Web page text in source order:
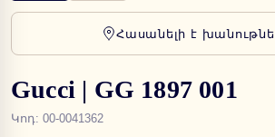
Հասանելի է
Gucci | GG 1897 001
Կոդ: 00-0041362